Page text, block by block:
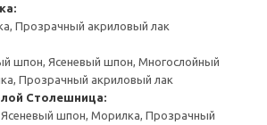
Прозрачный акриловый лак
шпон, Ясеневый шпон, Многослойный
Прозрачный акриловый лак
Столешница:
шпон, Морилка, Прозрачный